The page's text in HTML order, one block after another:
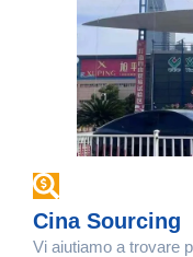
Cina Sourcing
Vi aiutiamo a trovare